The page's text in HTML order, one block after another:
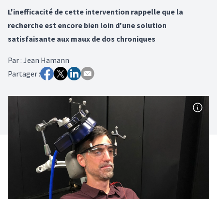
L'inefficacité de cette intervention rappelle que la
recherche est encore bien loin d'une solution
satisfaisante aux maux de dos chroniques
Par: Jean Hamann
Partager :